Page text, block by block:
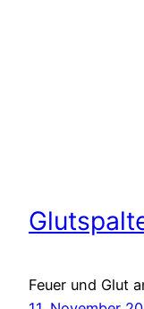
Feuer und Glut